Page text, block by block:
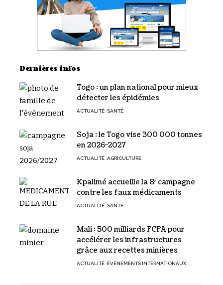
Dernières infos
Togo : un plan national pour mieux
détecter les épidémies
ACTUALITÉ SANTÉ
Soja : le Togo vise 300 000 tonnes
en 2026-2027
ACTUALITÉ AGRICULTURE
Kpalimé accueille la 8ᵉ campagne
contre les faux médicaments
ACTUALITÉ SANTÉ
Mali : 500 milliards FCFA pour
accélérer les infrastructures
grâce aux recettes minières
ACTUALITÉ ÉVÉNEMENTS INTERNATIONAUX